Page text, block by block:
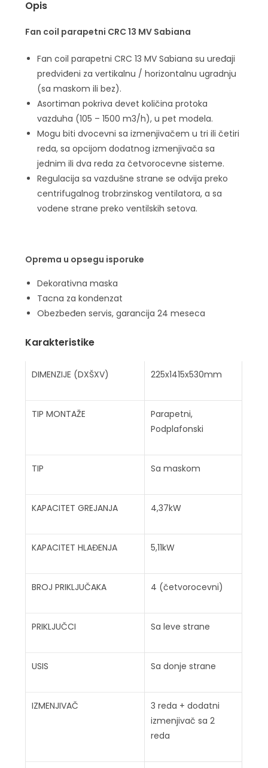
Opis
Fan coil parapetni CRC 13 MV Sabiana
Fan coil parapetni CRC 13 MV Sabiana su uređaji
predviđeni za vertikalnu / horizontalnu ugradnju
(sa maskom ili bez).
Asortiman pokriva devet količina protoka
vazduha (105 – 1500 m3/h), u pet modela.
Mogu biti dvocevni sa izmenjivačem u tri ili četiri
reda, sa opcijom dodatnog izmenjivača sa
jednim ili dva reda za četvorocevne sisteme.
Regulacija sa vazdušne strane se odvija preko
centrifugalnog trobrzinskog ventilatora, a sa
vodene strane preko ventilskih setova.
Oprema u opsegu isporuke
Dekorativna maska
Tacna za kondenzat
Obezbeđen servis, garancija 24 meseca
Karakteristike
DIMENZIJE (DXŠXV) 225x1415x530mm
TIP MONTAŽE
Parapetni,
Podplafonski
TIP Sa maskom
KAPACITET GREJANJA 4,37kW
KAPACITET HLAĐENJA 5,11kW
BROJ PRIKLJUČAKA 4 (četvorocevni)
PRIKLJUČCI Sa leve strane
USIS Sa donje strane
IZMENJIVAČ
3 reda + dodatni
izmenjivač sa 2
reda